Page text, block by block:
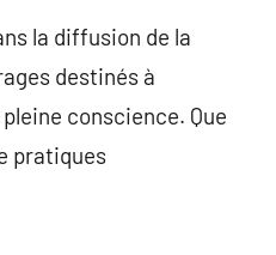
la diffusion de la
destinés à
conscience. Que
pratiques